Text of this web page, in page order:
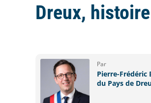
Dreux,
Par
Pierre-Frédéric
du Pays de